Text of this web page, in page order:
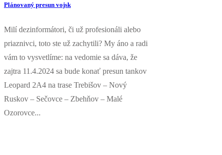
Plánovaný presun vojsk
Milí dezinformátori, či už profesionáli alebo
priaznivci, toto ste už zachytili? My áno a radi
vám to vysvetlíme: na vedomie sa dáva, že
zajtra 11.4.2024 sa bude konať presun tankov
Leopard 2A4 na trase Trebišov – Nový
Ruskov – Sečovce – Zbehňov – Malé
Ozorovce...